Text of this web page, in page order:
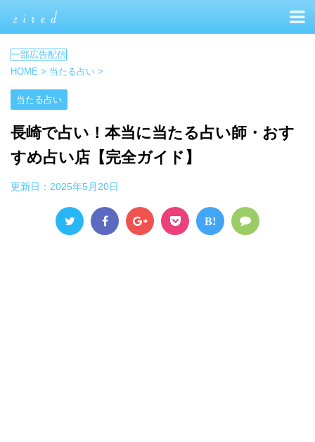
HOME > 当たる占い >
当たる占い
長崎で占い！本当に当たる占い師・おす
すめ占い店【完全ガイド】
更新日： 2025年5月20日
B!